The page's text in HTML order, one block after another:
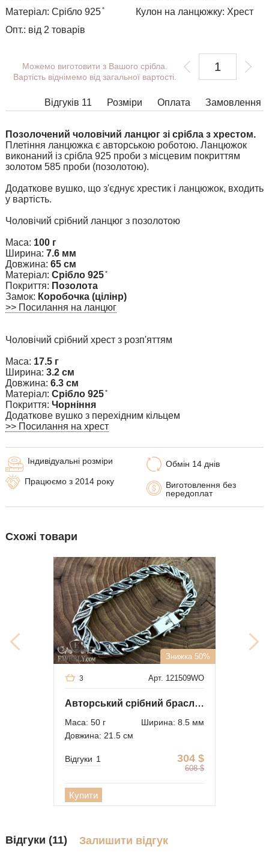
Матеріал: Срібло 925 ̊
Кулон на ланцюжку: Хрест
Опт.: від 2 товарів
Можемо виготовити з Вашого срібла.
Вартість віднімемо від загальної вартості.
Відгуків 11 Замовлення
Оплата
Розміри
Позолочений чоловічий ланцюг зі срібла з хрестом.
Плетіння ланцюжка є авторською роботою. Ланцюжок
виконаний із срібла 925 проби з місцевим покриттям
золотом 585 проби (позолотою).
Додаткове вушко, що з'єднує хрестик і ланцюжок, входить
у вартість.
Чоловічий срібний ланцюг з позолотою
Маса: 100 г
Ширина: 7.6 мм
Довжина: 65 см
Матеріал: Срібло 925 ̊
Покриття: Позолота
Замок: Коробочка (цілінр)
>> Посилання на ланцюг
Чоловічий срібний хрест з розп'яттям
Маса: 17.5 г
Ширина: 3.2 см
Довжина: 6.3 см
Матеріал: Срібло 925 ̊
Покриття: Чорніння
Додаткове вушко з перехідним кільцем
>> Посилання на хрест
Обмін 14 днів
Виготовлення без
передоплат
Індивідуальні розміри
Працюємо з 2014 року
Схожі товари
Знижка 50%
Арт. 121509WO
3
Авторський срібний браслет 9 с чернением
Маса: 50 г
Ширина: 8.5 мм
Довжина: 21.5 см
304 $
608 $
Відгуки 1
Купити
Відгуки (11) Залишити відгук